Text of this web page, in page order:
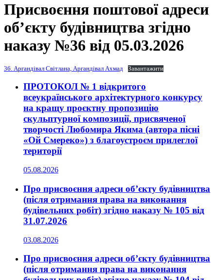
Присвоєння поштової адреси
об’єкту будівництва згідно
наказу №36 від 05.03.2026
36. Аргандівал Світлана, Аргандівал Ахмад Завантажити
ПРОТОКОЛ № 1 відкритого
всеукраїнського архітектурного конкурсу
на кращу проєктну пропозицію
скульптурної композиції, присвяченої
творчості Любомира Якима (автора пісні
«Ой Смереко») з благоустроєм прилеглої
території
05.08.2026
Про присвоєння адреси об’єкту будівництва
(після отримання права на виконання
будівельних робіт) згідно наказу № 105 від
31.07.2026
03.08.2026
Про присвоєння адреси об’єкту будівництва
(після отримання права на виконання